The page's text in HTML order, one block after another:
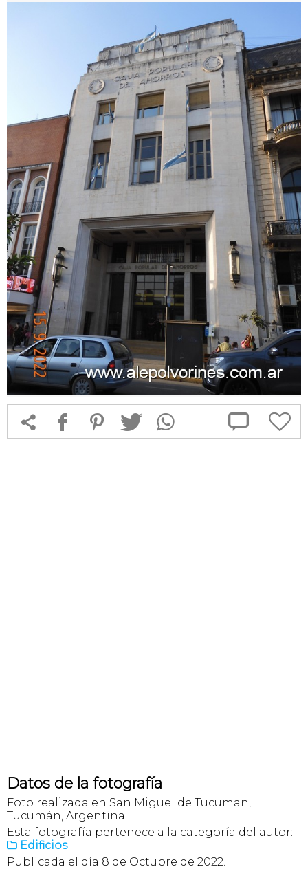
 f 1 T  
Datos de la fotografía
Foto realizada en San Miguel de Tucuman,
Tucumán, Argentina.
Esta fotografía pertenece a la categoría del autor:
 Edificios
Publicada el día 8 de Octubre de 2022.